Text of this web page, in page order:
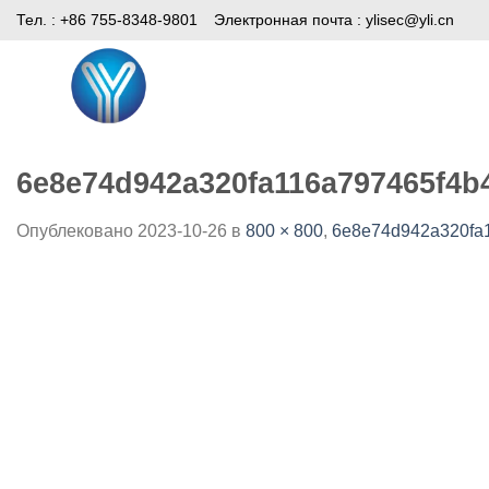
SkipТел. : +86 755-8348-9801 Электронная почта : ylisec@yli.cn
Опублековано 2023-10-26 в 800 × 800,